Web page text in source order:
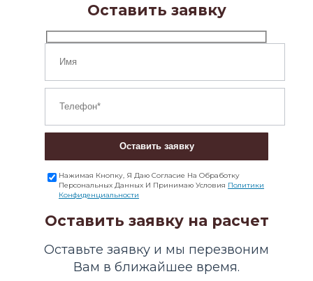
Оставить заявку
Оставить заявку
Нажимая Кнопку, Я Даю Согласие На Обработку
Персональных Данных И Принимаю Условия Политики
Конфиденциальности
Оставить заявку на расчет
Оставьте заявку и мы перезвоним
Вам в ближайшее время.